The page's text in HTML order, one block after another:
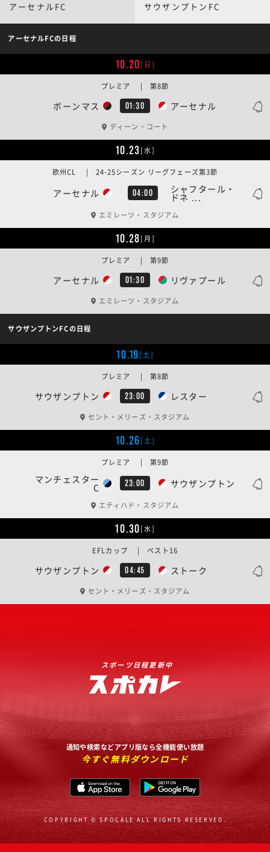
アーセナルFC サウザンプトンFC
アーセナルFCの日程
10.20[日]
ボーンマス 01:30 アーセナル
プレミア | 第8節
ディーン・コート
10.23[水]
アーセナル 04:00 シャフタール・
ドネ ...
欧州CL | 24-25シーズン リーグフェーズ第3節
エミレーツ・スタジアム
10.28[月]
アーセナル 01:30 リヴァプール
プレミア | 第9節
エミレーツ・スタジアム
サウザンプトンFCの日程
10.19[土]
サウザンプトン 23:00 レスター
プレミア | 第8節
セント・メリーズ・スタジアム
10.26[土]
マンチェスター
C 23:00 サウザンプトン
プレミア | 第9節
エティハド・スタジアム
10.30[水]
サウザンプトン 04:45 ストーク
EFLカップ | ベスト16
セント・メリーズ・スタジアム
スポーツ日程更新中
通知や検索などアプリ版なら全機能使い放題
今すぐ無料ダウンロード
COPYRIGHT © SPOCALE ALL RIGHTS RESERVED.